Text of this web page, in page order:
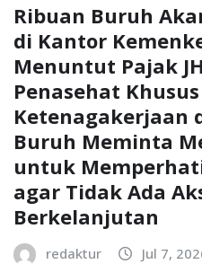
Ribuan Buruh
di Kantor
Menuntut Pajak
Penasehat
Ketenagakerjaan
Buruh Meminta
untuk
agar Tidak Ada
Berkelanjutan
redaktur Jul 7,